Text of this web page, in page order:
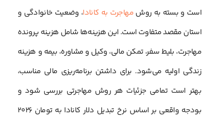
است و بسته به روشمهاجرت به کانادا، وضعیت خانوادگی و
استان مقصد متفاوت است. این هزینه‌ها شامل هزینه پرونده
مهاجرت، بلیط سفر، تمکن مالی، وکیل و مشاوره، بیمه و هزینه
زندگی اولیه می‌شود. برای داشتن برنامه‌ریزی مالی مناسب،
بهتر است تمامی جزئیات هر روش مهاجرتی بررسی شود و
بودجه واقعی بر اساس نرخ تبدیل دلار کانادا به تومان ۲۰۲۶